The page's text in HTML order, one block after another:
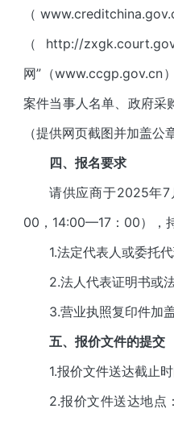
（
（http://
网”（www.ccgp.gov.cn
案件当事人名单、政府采
（提供网页截图并加盖公
四、报名要求
请供应商于2025年7
00， 14:00—17：00），
1.法定代表人或委托
2.法人代表证明书或
3.营业执照复印件加
五、报价文件的提交
1.报价文件送达截止
2.报价文件送达地点